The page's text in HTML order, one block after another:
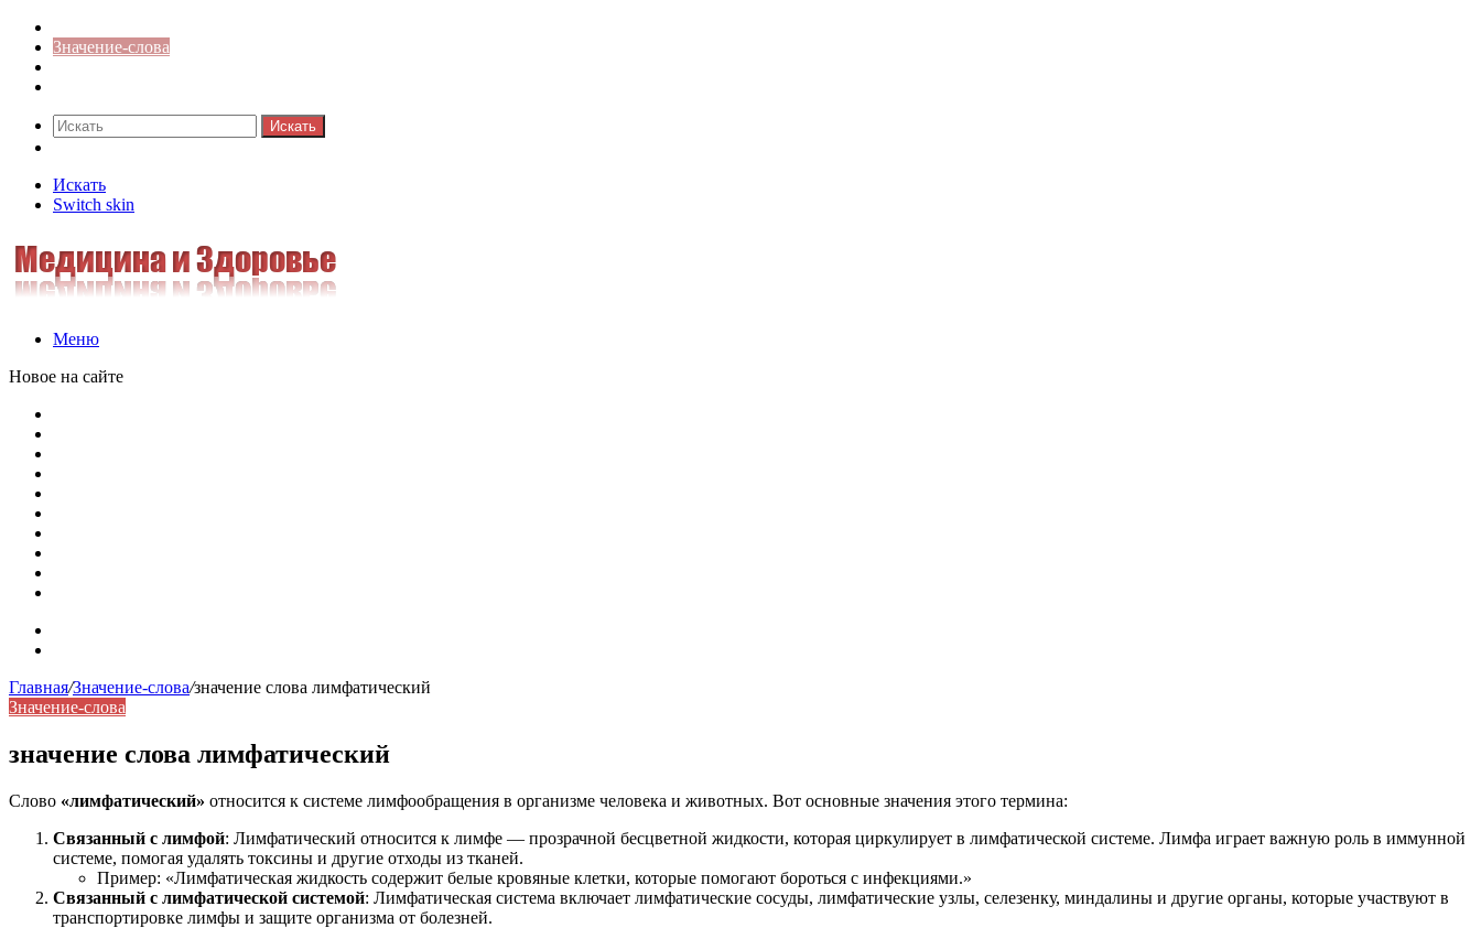
Значение-слова
Искать
Искать
Switch skin
Меню
Новое на сайте
Главная/Значение-слова/значение слова лимфатический
Значение-слова
значение слова лимфатический
Слово «лимфатический» относится к системе лимфообращения в организме человека и животных. Вот основные значения этого термина:
Связанный с лимфой: Лимфатический относится к лимфе — прозрачной бесцветной жидкости, которая циркулирует в лимфатической системе. Лимфа играет важную роль в иммунной
системе, помогая удалять токсины и другие отходы из тканей.
Пример: «Лимфатическая жидкость содержит белые кровяные клетки, которые помогают бороться с инфекциями.»
Связанный с лимфатической системой: Лимфатическая система включает лимфатические сосуды, лимфатические узлы, селезенку, миндалины и другие органы, которые участвуют в
транспортировке лимфы и защите организма от болезней.